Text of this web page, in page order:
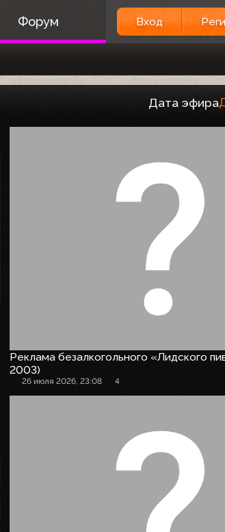
Форум Вход
Дата эфира
Реклама безалкогольного «Лидского
2003)
26 июля 2026, 23:08 4